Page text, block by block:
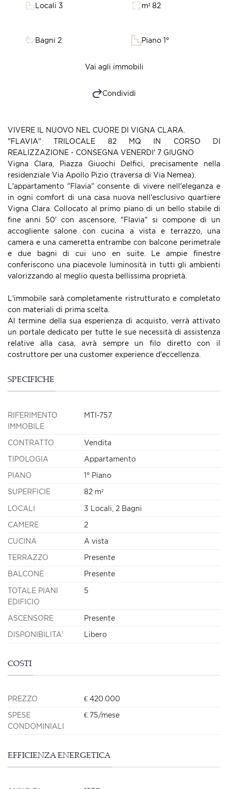
Locali 3 m² 82
Bagni 2 Piano 1°
Vai agli immobili
Condividi
VIVERE IL NUOVO NEL CUORE DI VIGNA CLARA.
"FLAVIA" TRILOCALE 82 MQ IN CORSO DI
REALIZZAZIONE - CONSEGNA VENERDI' 7 GIUGNO
Vigna Clara, Piazza Giuochi Delfici, precisamente nella
residenziale Via Apollo Pizio (traversa di Via Nemea).
L'appartamento "Flavia" consente di vivere nell'eleganza e
in ogni comfort di una casa nuova nell'esclusivo quartiere
Vigna Clara. Collocato al primo piano di un bello stabile di
fine anni 50' con ascensore, "Flavia" si compone di un
accogliente salone con cucina a vista e terrazzo, una
camera e una cameretta entrambe con balcone perimetrale
e due bagni di cui uno en suite. Le ampie finestre
conferiscono una piacevole luminosità in tutti gli ambienti
valorizzando al meglio questa bellissima proprietà.
L'immobile sarà completamente ristrutturato e completato
con materiali di prima scelta.
Al termine della sua esperienza di acquisto, verrà attivato
un portale dedicato per tutte le sue necessità di assistenza
relative alla casa, avrà sempre un filo diretto con il
costruttore per una customer experience d'eccellenza.
SPECIFICHE
RIFERIMENTO
IMMOBILE
MTI-757
CONTRATTO Vendita
TIPOLOGIA Appartamento
PIANO 1° Piano
SUPERFICIE 82 m²
LOCALI 3 Locali, 2 Bagni
CAMERE 2
CUCINA A vista
TERRAZZO Presente
BALCONE Presente
TOTALE PIANI
EDIFICIO
5
ASCENSORE Presente
DISPONIBILITA' Libero
COSTI
PREZZO € 420.000
SPESE
CONDOMINIALI
€ 75/mese
EFFICIENZA ENERGETICA